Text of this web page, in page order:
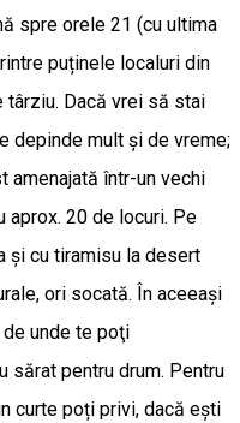
spre orele 21 (cu ultima
puținele localuri din
târziu. Dacă vrei să stai
depinde mult și de vreme;
amenajată într-un vechi
20 de locuri. Pe
și cu tiramisu la desert
ori socată. În aceeaşi
unde te poţi
sărat pentru drum. Pentru
curte poți privi, dacă ești